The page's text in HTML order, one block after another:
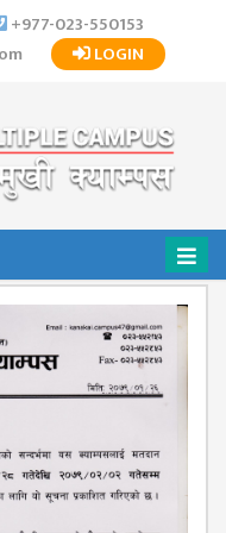
+977-023-550153
LOGIN